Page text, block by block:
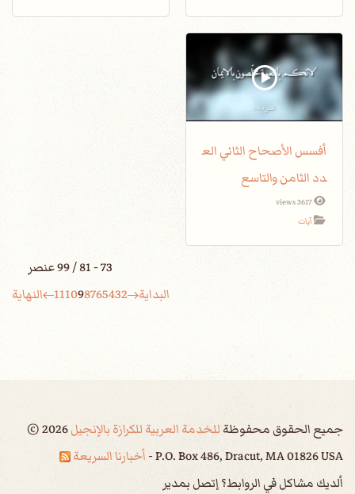
أفسس الأصحاح الثاني الع
دد الثامن والتاسع
3617 views
آيات
73 - 81 / 99 عنصر
البداية
2
3
4
5
6
7
8
9
10
11 النهاية
جميع الحقوق محفوظةللخدمة العربية للكرازة بالإنجيل ©2026
P.O. Box 486, Dracut, MA 01826 USA - أخبارنا السريعة
ألديك مشاكل في الروابط؟ إتصل بمدير